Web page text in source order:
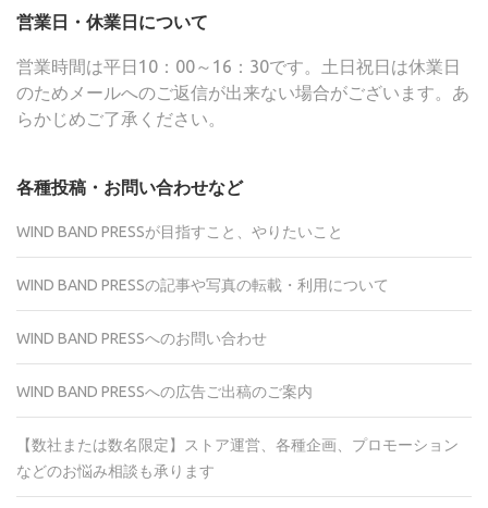
営業日・休業日について
営業時間は平日10：00～16：30です。土日祝日は休業日
のためメールへのご返信が出来ない場合がございます。あ
らかじめご了承ください。
各種投稿・お問い合わせなど
WIND BAND PRESSが目指すこと、やりたいこと
WIND BAND PRESSの記事や写真の転載・利用について
WIND BAND PRESSへのお問い合わせ
WIND BAND PRESSへの広告ご出稿のご案内
【数社または数名限定】ストア運営、各種企画、プロモーション
などのお悩み相談も承ります